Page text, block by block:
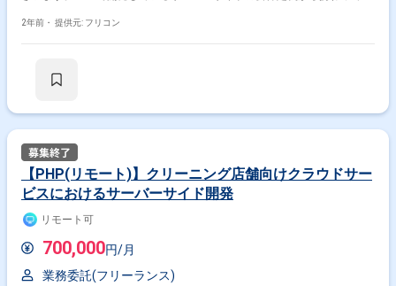
2年前・ 提供元: フリコン
【PHP(リモート)】クリーニング店舗向けクラウドサー
ビスにおけるサーバーサイド開発
リモート可
700,000円/月
業務委託(フリーランス)